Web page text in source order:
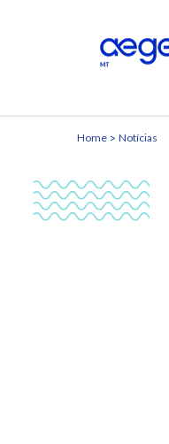
Home Notícias